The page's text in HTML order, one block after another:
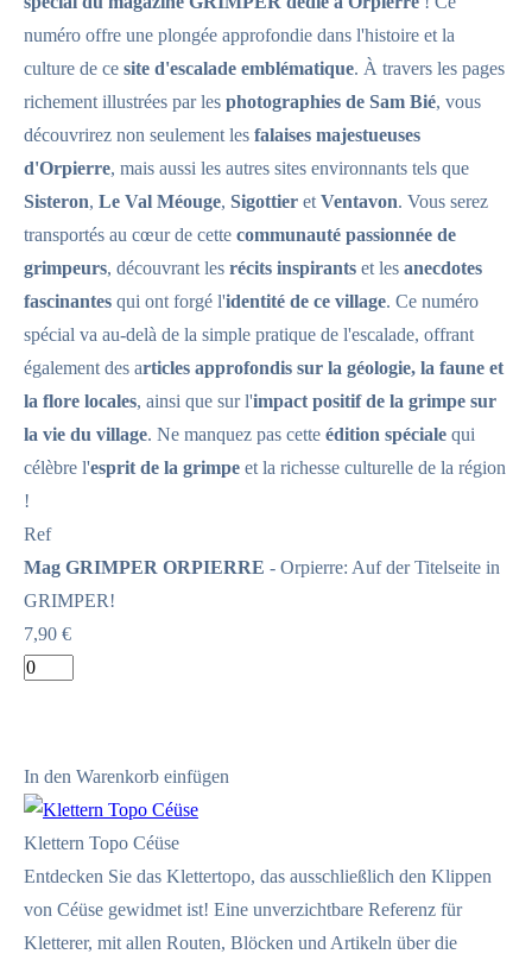
numéro offre une plongée approfondie dans l'histoire et la
culture de ce site d'escalade emblématique. À travers les pages
richement illustrées par les photographies de Sam Bié, vous
découvrirez non seulement les falaises majestueuses
d'Orpierre, mais aussi les autres sites environnants tels que
Sisteron, Le Val Méouge, Sigottier et Ventavon. Vous serez
transportés au cœur de cette communauté passionnée de
grimpeurs, découvrant les récits inspirants et les anecdotes
fascinantes qui ont forgé l'identité de ce village. Ce numéro
spécial va au-delà de la simple pratique de l'escalade, offrant
également des articles approfondis sur la géologie, la faune et
la flore locales, ainsi que sur l'impact positif de la grimpe sur
la vie du village. Ne manquez pas cette édition spéciale qui
célèbre l'esprit de la grimpe et la richesse culturelle de la région
!
Ref
Mag GRIMPER ORPIERRE - Orpierre: Auf der Titelseite in
GRIMPER!
7,90 €
In den Warenkorb einfügen
Klettern Topo Céüse
Entdecken Sie das Klettertopo, das ausschließlich den Klippen
von Céüse gewidmet ist! Eine unverzichtbare Referenz für
Kletterer, mit allen Routen, Blöcken und Artikeln über die